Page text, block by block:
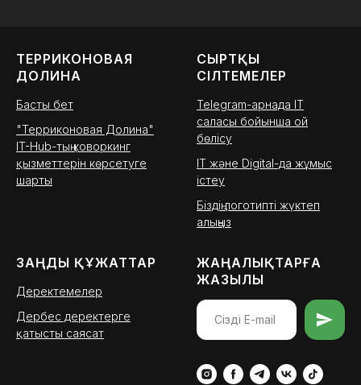
ТЕРРИКОНОВАЯ
ДОЛИНА
Басты бет
"Терриконовая Долина"
IT-Hub-тың коворкинг
қызметтерін көрсетуге
шарты
СЫРТҚЫ
СІЛТЕМЕЛЕР
Telegram-арнада IT
саласы бойынша ой
бөлісу
IT және Digital-да жұмыс
істеу
Біздің логотипті жүктеп
алыңыз
ЗАҢДЫ ҚҰЖАТТАР
Деректемелер
Дербес деректерге
қатысты саясат
ЖАҢАЛЫҚТАРҒА
ЖАЗЫЛЫ